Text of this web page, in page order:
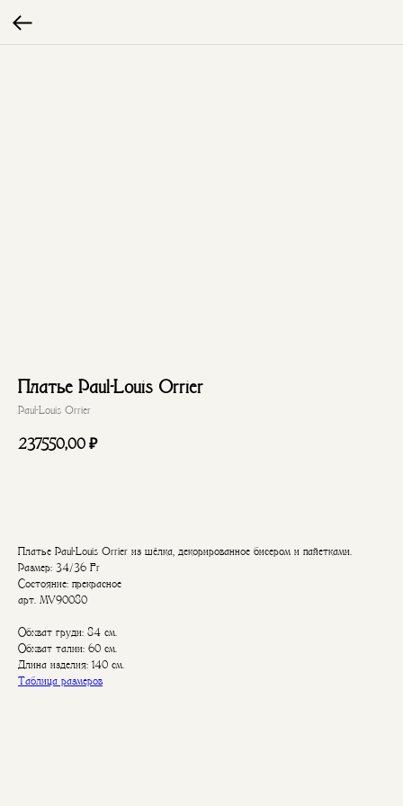
Платье Paul-Louis Orrier
Paul-Louis Orrier
237550,00 ₽
Платье Paul-Louis Orrier из шёлка, декорированное бисером и пайетками.
Размер: 34/36 Fr
Состояние: прекрасное
арт. MV90080
Обхват груди: 84 см.
Обхват талии: 60 см.
Длина изделия: 140 см.
Таблица размеров